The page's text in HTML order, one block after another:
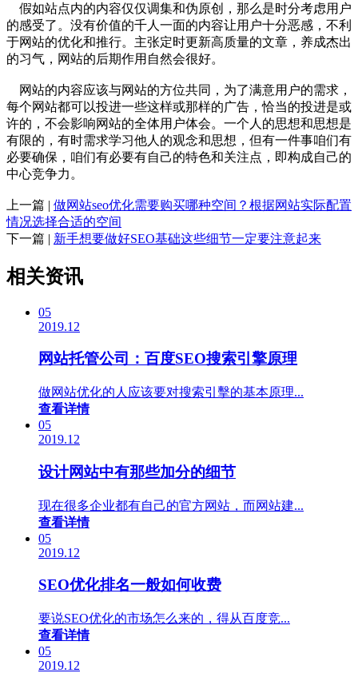
假如站点内的内容仅仅调集和伪原创，那么是时分考虑用户
的感受了。没有价值的千人一面的内容让用户十分恶感，不利
于网站的优化和推行。主张定时更新高质量的文章，养成杰出
的习气，网站的后期作用自然会很好。
网站的内容应该与网站的方位共同，为了满意用户的需求，
每个网站都可以投进一些这样或那样的广告，恰当的投进是或
许的，不会影响网站的全体用户体会。一个人的思想和思想是
有限的，有时需求学习他人的观念和思想，但有一件事咱们有
必要确保，咱们有必要有自己的特色和关注点，即构成自己的
中心竞争力。
上一篇 | 做网站seo优化需要购买哪种空间？根据网站实际配置
情况选择合适的空间
下一篇 | 新手想要做好SEO基础这些细节一定要注意起来
相关资讯
05
2019.12
网站托管公司：百度SEO搜索引擎原理
做网站优化的人应该要对搜索引擊的基本原理...
查看详情
05
2019.12
设计网站中有那些加分的细节
现在很多企业都有自己的官方网站，而网站建...
查看详情
05
2019.12
SEO优化排名一般如何收费
要说SEO优化的市场怎么来的，得从百度竞...
查看详情
05
2019.12